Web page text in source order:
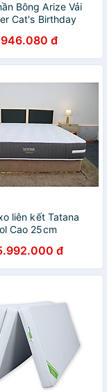
Bông Arize Vải
Cat's Birthday
946.080 đ
liên kết Tatana
Cao 25cm
đ